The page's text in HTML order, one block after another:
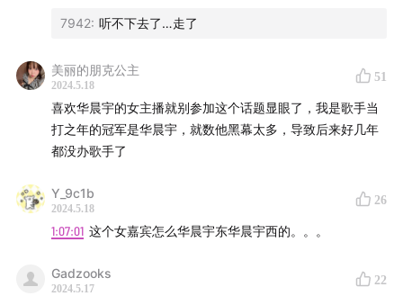
7942: 听不下去了…走了
美丽的朋克公主
2024.5.18
51
喜欢华晨宇的女主播就别参加这个话题显眼了，我是歌手当
打之年的冠军是华晨宇，就数他黑幕太多，导致后来好几年
都没办歌手了
Y_9c1b
2024.5.18
26
1:07:01 这个女嘉宾怎么华晨宇东华晨宇西的。。。
Gadzooks
2024.5.17
22